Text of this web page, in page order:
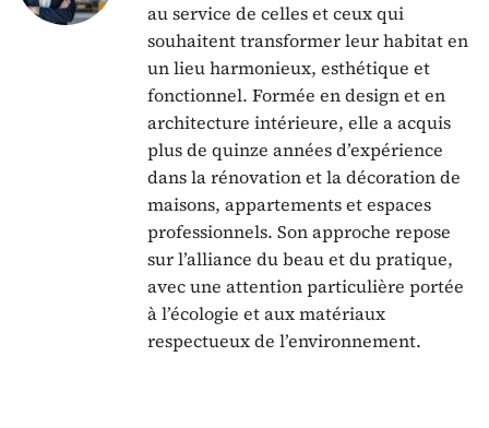
au service de celles et ceux qui
souhaitent transformer leur habitat en
un lieu harmonieux, esthétique et
fonctionnel. Formée en design et en
architecture intérieure, elle a acquis
plus de quinze années d’expérience
dans la rénovation et la décoration de
maisons, appartements et espaces
professionnels. Son approche repose
sur l’alliance du beau et du pratique,
avec une attention particulière portée
à l’écologie et aux matériaux
respectueux de l’environnement.